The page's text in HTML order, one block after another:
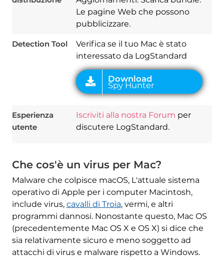
Le pagine Web che possono
pubblicizzare.
Detection Tool
Verifica se il tuo Mac è stato
interessato da LogStandard
Esperienza
utente
Iscriviti alla nostra Forum per
discutere LogStandard.
Che cos'è un virus per Mac?
Malware che colpisce macOS, L'attuale sistema
operativo di Apple per i computer Macintosh,
include virus, cavalli di Troia, vermi, e altri
programmi dannosi. Nonostante questo, Mac OS
(precedentemente Mac OS X e OS X) si dice che
sia relativamente sicuro e meno soggetto ad
attacchi di virus e malware rispetto a Windows.